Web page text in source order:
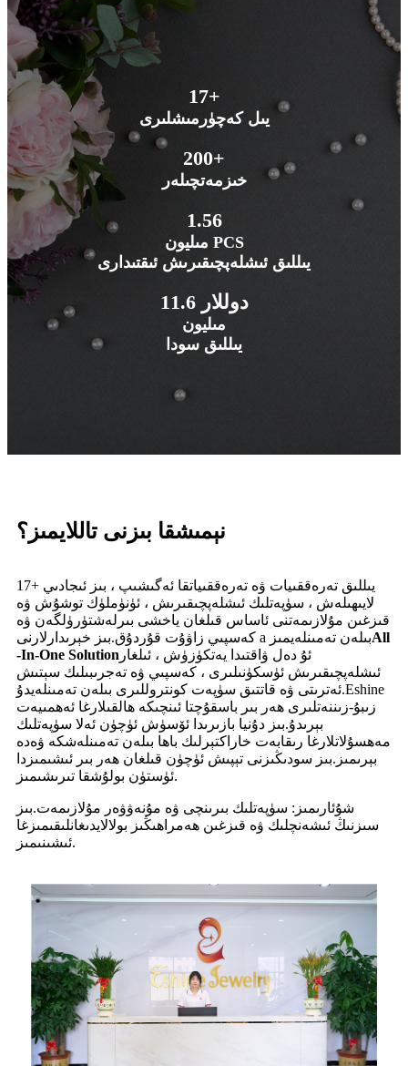
17+
يىل كەچۈرمىشلىرى
200+
خىزمەتچىلەر
1.56
مىليون PCS
يىللىق ئىشلەپچىقىرىش ئىقتىدارى
11.6 دوللار
مىليون
يىللىق سودا
نېمىشقا بىزنى تاللايمىز؟
17+ يىللىق تەرەققىيات ۋە تەرەققىياتقا ئەگىشىپ ، بىز ئىجادىي
لايىھىلەش ، سۈپەتلىك ئىشلەپچىقىرىش ، ئۈنۈملۈك توشۇش ۋە
قىزغىن مۇلازىمەتنى ئاساس قىلغان ياخشى بىرلەشتۈرۈلگەن ۋە
كەسپىي زاۋۇت قۇردۇق.بىز خېرىدارلارنى a بىلەن تەمىنلەيمىزAll
-In-One Solution ئۇ دەل ۋاقتىدا يەتكۈزۈش ، ئىلغار
ئىشلەپچىقىرىش ئۈسكۈنىلىرى ، كەسپىي ۋە تەجرىبىلىك سېتىش
ئەترىتى ۋە قاتتىق سۈپەت كونتروللىرى بىلەن تەمىنلەيدۇ.Eshine
زىبۇ-زىننەتلىرى ھەر بىر باسقۇچتا ئىنچىكە ھالقىلارغا ئەھمىيەت
بېرىدۇ.بىز دۇنيا بازىرىدا ئۆسۈش ئۈچۈن ئەلا سۈپەتلىك
مەھسۇلاتلارغا رىقابەت خاراكتېرلىك باھا بىلەن تەمىنلەشكە ۋەدە
بېرىمىز.بىز سودىڭىزنى تېپىش ئۈچۈن قىلغان ھەر بىر ئىشىمىزدا
ئۈستۈن بولۇشقا تىرىشىمىز.
شۇئارىمىز: سۈپەتلىك بىرىنچى ۋە مۇنەۋۋەر مۇلازىمەت.بىز
سىزنىڭ ئىشەنچلىك ۋە قىزغىن ھەمراھىڭىز بولالايدىغانلىقىمىزغا
ئىشىنىمىز.